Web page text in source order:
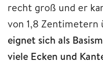
recht groß und er
von 1,8 Zentimetern
eignet sich als
viele Ecken und